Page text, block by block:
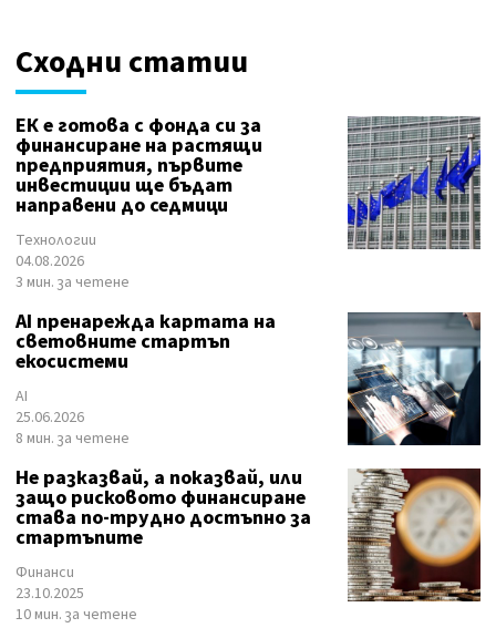
Сходни статии
ЕК е готова с фонда си за
финансиране на растящи
предприятия, първите
инвестиции ще бъдат
направени до седмици
Технологии
04.08.2026
3 мин. за четене
AI пренарежда картата на
световните стартъп
екосистеми
AI
25.06.2026
8 мин. за четене
Не разказвай, а показвай, или
защо рисковото финансиране
става по-трудно достъпно за
стартъпите
Финанси
23.10.2025
10 мин. за четене